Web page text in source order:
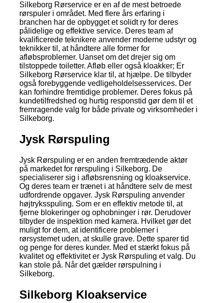
Silkeborg Rørservice er en af de mest betroede
rørspuler i området. Med flere års erfaring i
branchen har de opbygget et solidt ry for deres
pålidelige og effektive service. Deres team af
kvalificerede teknikere anvender moderne udstyr og
teknikker til, at håndtere alle former for
afløbsproblemer. Uanset om det drejer sig om
tilstoppede toiletter. Afløb eller også kloakker; Er
Silkeborg Rørservice klar til, at hjælpe. De tilbyder
også forebyggende vedligeholdelsesservices. Der
kan forhindre fremtidige problemer. Deres fokus på
kundetilfredshed og hurtig responstid gør dem til et
fremragende valg for både private og virksomheder i
Silkeborg.
Jysk Rørspuling
Jysk Rørspuling er en anden fremtrædende aktør
på markedet for rørspuling i Silkeborg. De
specialiserer sig i afløbsrensning og kloakservice.
Og deres team er trænet i at håndtere selv de mest
udfordrende opgaver. Jysk Rørspuling anvender
højtryksspuling. Som er en effektiv metode til, at
fjerne blokeringer og ophobninger i rør. Derudover
tilbyder de inspektion med kamera. Hvilket gør det
muligt for dem, at identificere problemer i
rørsystemet uden, at skulle grave. Dette sparer tid
og penge for deres kunder. Med et stærkt fokus på
kvalitet og effektivitet er Jysk Rørspuling et valg. Du
kan stole på. Når det gælder rørspulning i
Silkeborg.
Silkeborg Kloakservice